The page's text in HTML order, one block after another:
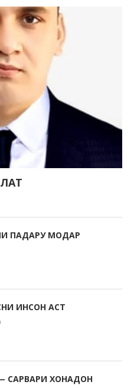
ПАДАРУ МОДАР
ИНСОН АСТ
САРВАРИ ХОНАДОН